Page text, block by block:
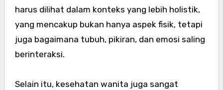
harus dilihat dalam konteks yang lebih holistik,
yang mencakup bukan hanya aspek fisik, tetapi
juga bagaimana tubuh, pikiran, dan emosi saling
berinteraksi.
Selain itu, kesehatan wanita juga sangat